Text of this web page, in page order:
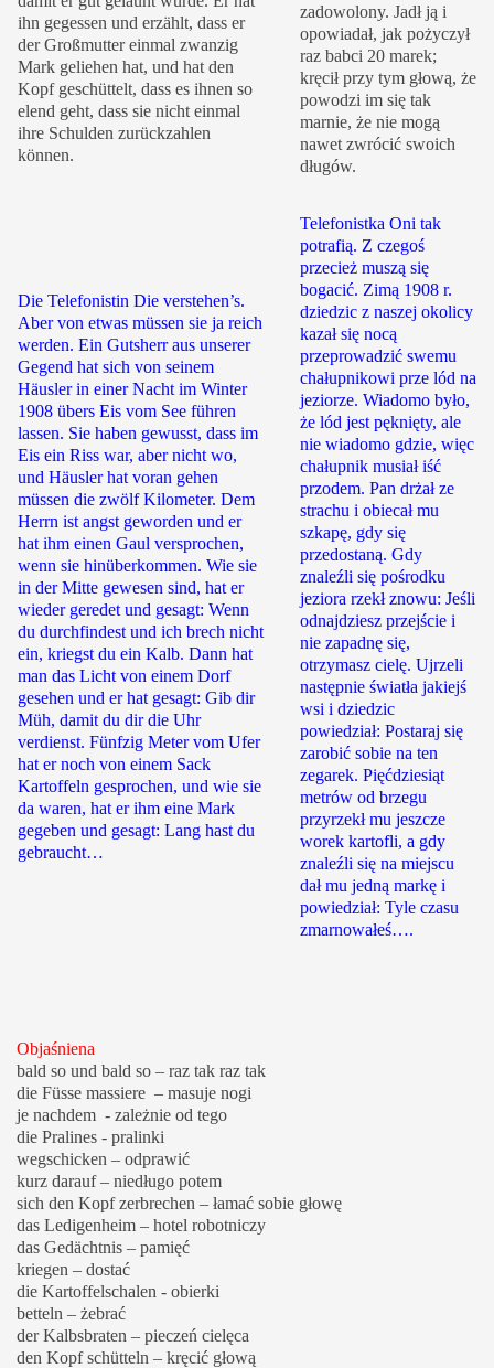
ihn gegessen und erzählt, dass er
der Großmutter einmal zwanzig
Mark geliehen hat, und hat den
Kopf geschüttelt, dass es ihnen so
elend geht, dass sie nicht einmal
ihre Schulden zurückzahlen
können.
zadowolony. Jadł ją i
opowiadał, jak pożyczył
raz babci 20 marek;
kręcił przy tym głową, że
powodzi im się tak
marnie, że nie mogą
nawet zwrócić swoich
długów.
Die Telefonistin Die verstehen’s.
Aber von etwas müssen sie ja reich
werden. Ein Gutsherr aus unserer
Gegend hat sich von seinem
Häusler in einer Nacht im Winter
1908 übers Eis vom See führen
lassen. Sie haben gewusst, dass im
Eis ein Riss war, aber nicht wo,
und Häusler hat voran gehen
müssen die zwölf Kilometer. Dem
Herrn ist angst geworden und er
hat ihm einen Gaul versprochen,
wenn sie hinüberkommen. Wie sie
in der Mitte gewesen sind, hat er
wieder geredet und gesagt: Wenn
du durchfindest und ich brech nicht
ein, kriegst du ein Kalb. Dann hat
man das Licht von einem Dorf
gesehen und er hat gesagt: Gib dir
Müh, damit du dir die Uhr
verdienst. Fünfzig Meter vom Ufer
hat er noch von einem Sack
Kartoffeln gesprochen, und wie sie
da waren, hat er ihm eine Mark
gegeben und gesagt: Lang hast du
gebraucht…
Telefonistka Oni tak
potrafią. Z czegoś
przecież muszą się
bogacić. Zimą 1908 r.
dziedzic z naszej okolicy
kazał się nocą
przeprowadzić swemu
chałupnikowi prze lód na
jeziorze. Wiadomo było,
że lód jest pęknięty, ale
nie wiadomo gdzie, więc
chałupnik musiał iść
przodem. Pan drżał ze
strachu i obiecał mu
szkapę, gdy się
przedostaną. Gdy
znaleźli się pośrodku
jeziora rzekł znowu: Jeśli
odnajdziesz przejście i
nie zapadnę się,
otrzymasz cielę. Ujrzeli
następnie światła jakiejś
wsi i dziedzic
powiedział: Postaraj się
zarobić sobie na ten
zegarek. Pięćdziesiąt
metrów od brzegu
przyrzekł mu jeszcze
worek kartofli, a gdy
znaleźli się na miejscu
dał mu jedną markę i
powiedział: Tyle czasu
zmarnowałeś….
Objaśniena
bald so und bald so – raz tak raz tak
die Füsse massiere – masuje nogi
je nachdem - zależnie od tego
die Pralines - pralinki
wegschicken – odprawić
kurz darauf – niedługo potem
sich den Kopf zerbrechen – łamać sobie głowę
das Ledigenheim – hotel robotniczy
das Gedächtnis – pamięć
kriegen – dostać
die Kartoffelschalen - obierki
betteln – żebrać
der Kalbsbraten – pieczeń cielęca
den Kopf schütteln – kręcić głową